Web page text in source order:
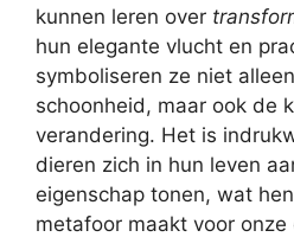
kunnen leren over
hun elegante vlucht en
symboliseren ze niet
schoonheid, maar ook de
verandering. Het is
dieren zich in hun leven
eigenschap tonen, wat
metafoor maakt voor onze